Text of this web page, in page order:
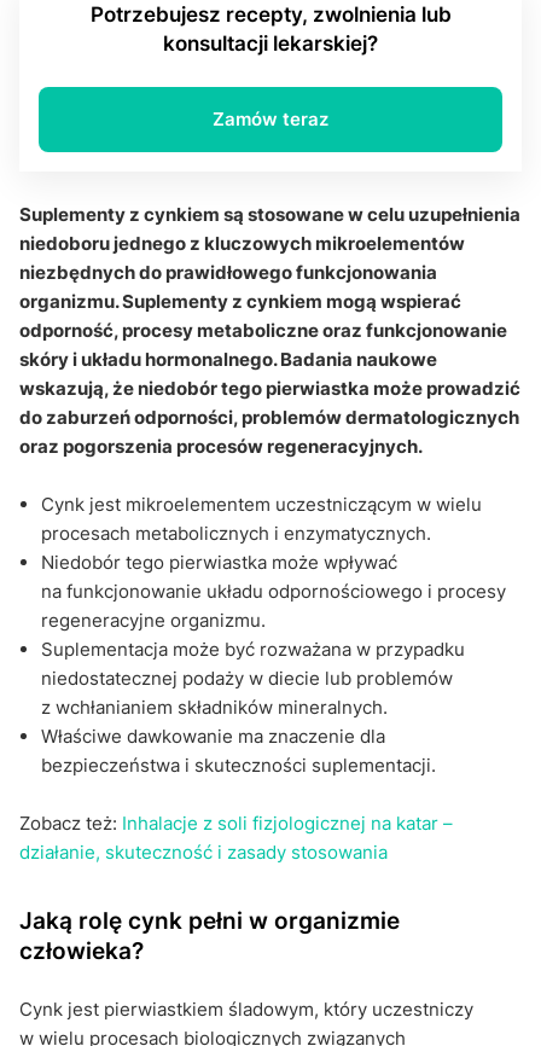
jego przyczyny?
Jakie formy cynku są stosowane w suplementach
diety?
Jakie znaczenie ma suplementacja cynku dla
Jak bezpiecznie stosować suplementy zawierające
cynk?
Sekcja pytań i odpowiedzi
Potrzebujesz recepty, zwolnienia lub
konsultacji lekarskiej?
Zamów teraz
Suplementy z cynkiem są stosowane w celu uzupełnienia
niedoboru jednego z kluczowych mikroelementów
niezbędnych do prawidłowego funkcjonowania
organizmu. Suplementy z cynkiem mogą wspierać
odporność, procesy metaboliczne oraz funkcjonowanie
skóry i układu hormonalnego. Badania naukowe
wskazują, że niedobór tego pierwiastka może prowadzić
do zaburzeń odporności, problemów dermatologicznych
oraz pogorszenia procesów regeneracyjnych.
Cynk jest mikroelementem uczestniczącym w wielu
procesach metabolicznych i enzymatycznych.
Niedobór tego pierwiastka może wpływać
na funkcjonowanie układu odpornościowego i procesy
regeneracyjne organizmu.
Suplementacja może być rozważana w przypadku
niedostatecznej podaży w diecie lub problemów
z wchłanianiem składników mineralnych.
Właściwe dawkowanie ma znaczenie dla
bezpieczeństwa i skuteczności suplementacji.
Zobacz też: Inhalacje z soli fizjologicznej na katar –
działanie, skuteczność i zasady stosowania
Jaką rolę cynk pełni w organizmie
człowieka?
Cynk jest pierwiastkiem śladowym, który uczestniczy
w wielu procesach biologicznych związanych